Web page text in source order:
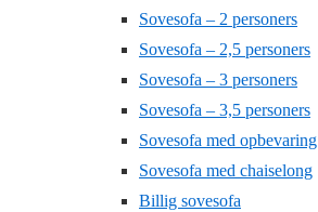
Sovesofa – 2 personers
Sovesofa – 2,5 personers
Sovesofa – 3 personers
Sovesofa – 3,5 personers
Sovesofa med opbevaring
Sovesofa med chaiselong
Billig sovesofa